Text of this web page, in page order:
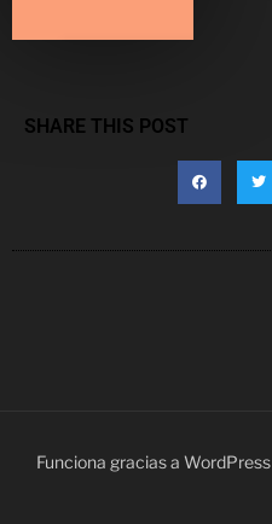
SHARE THIS POST
Funciona gracias a WordPress